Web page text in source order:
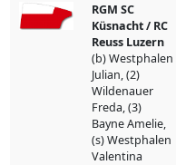
RGM SC
Küsnacht / RC
Reuss Luzern
(b) Westphalen
Julian, (2)
Wildenauer
Freda, (3)
Bayne Amelie,
(s) Westphalen
Valentina